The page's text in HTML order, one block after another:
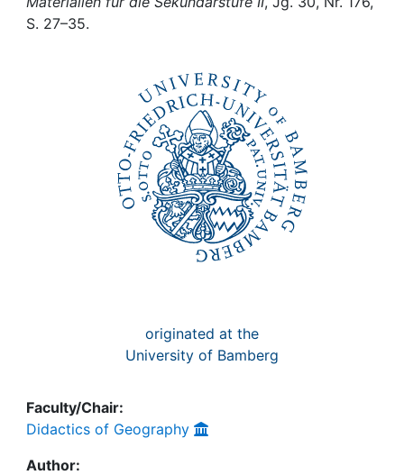
S. 27–35.
originated at the
University of Bamberg
Faculty/Chair:
Didactics of Geography
Author: